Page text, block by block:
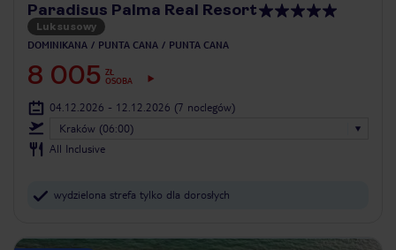
Paradisus Palma Real Resort
Luksusowy
DOMINIKANA PUNTA CANA PUNTA CANA
8 005 ZŁ
OSOBA
04.12.2026 - 12.12.2026 (7 noclegów)
Kraków (06:00)
All Inclusive
wydzielona strefa tylko dla dorosłych